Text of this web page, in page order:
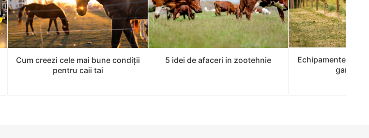
Cum creezi cele mai bune condiții
pentru caii tai
5 idei de afaceri in zootehnie
Echipamente
gard